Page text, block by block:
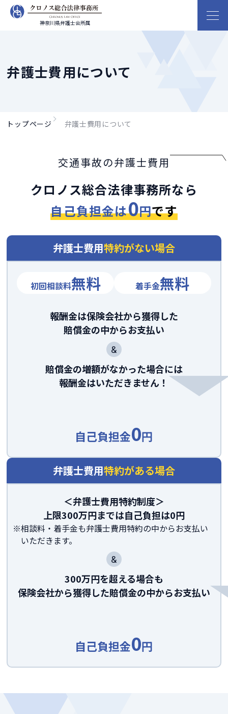
神奈川県弁護士会所属
弁護士費用について
トップページ 弁護士費用について
交通事故の弁護士費用
クロノス総合法律事務所なら
自己負担金は0円です
弁護士費用特約がない場合
初回相談料無料 着手金無料
報酬金は保険会社から獲得した
賠償金の中からお支払い
&
賠償金の増額がなかった場合には
報酬金はいただきません！
自己負担金0円
弁護士費用特約がある場合
＜弁護士費用特約制度＞
上限300万円までは自己負担は0円
相談料・着手金も弁護士費用特約の中からお支払い
いただきます。
&
300万円を超える場合も
保険会社から獲得した賠償金の中からお支払い
自己負担金0円